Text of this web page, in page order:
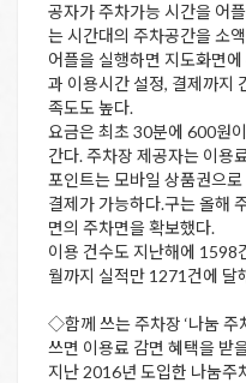
공자가 주차가능 시간을 어
는 시간대의 주차공간을 소
어플을 실행하면 지도화면
과 이용시간 설정, 결제까지
족도도 높다.
요금은 최초 30분에 600원
간다. 주차장 제공자는 이용
포인트는 모바일 상품권으
결제가 가능하다.구는 올해
면의 주차면을 확보했다.
이용 건수도 지난해에 1598
월까지 실적만 1271건에 달
◇함께 쓰는 주차장 ‘나눔 주
쓰면 이용료 감면 혜택을 받
지난 2016년 도입한 나눔주